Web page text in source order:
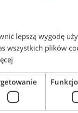
lepszą wygodę
wszystkich plików